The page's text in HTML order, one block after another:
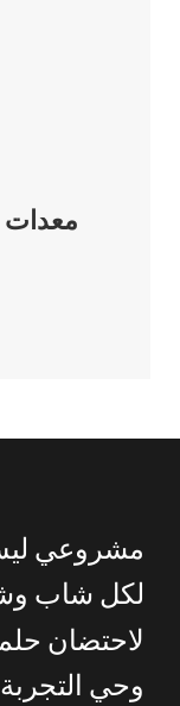
معدات
مشروعي
لكل شاب
لاحتضان
وحي التجربة